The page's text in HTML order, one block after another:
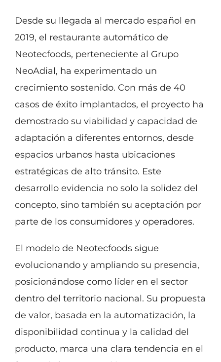
Desde su llegada al mercado español en
2019, el restaurante automático de
Neotecfoods, perteneciente al Grupo
NeoAdial, ha experimentado un
crecimiento sostenido. Con más de 40
casos de éxito implantados, el proyecto ha
demostrado su viabilidad y capacidad de
adaptación a diferentes entornos, desde
espacios urbanos hasta ubicaciones
estratégicas de alto tránsito. Este
desarrollo evidencia no solo la solidez del
concepto, sino también su aceptación por
parte de los consumidores y operadores.
El modelo de Neotecfoods sigue
evolucionando y ampliando su presencia,
posicionándose como líder en el sector
dentro del territorio nacional. Su propuesta
de valor, basada en la automatización, la
disponibilidad continua y la calidad del
producto, marca una clara tendencia en el